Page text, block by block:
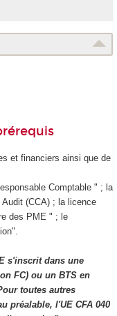
et financiers ainsi que de
Comptable " ; la
(CCA) ; la licence
des PME " ; le
s'inscrit dans une
FC) ou un BTS en
toutes autres
préalable, l'UE CFA 040